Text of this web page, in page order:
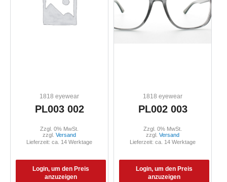
1818 eyewear
PL003 002
Login, um den Preis
anzuzeigen
Zzgl. 0% MwSt.
zzgl. Versand
Lieferzeit: ca. 14 Werktage
1818 eyewear
PL002 003
Login, um den Preis
anzuzeigen
Zzgl. 0% MwSt.
zzgl. Versand
Lieferzeit: ca. 14 Werktage